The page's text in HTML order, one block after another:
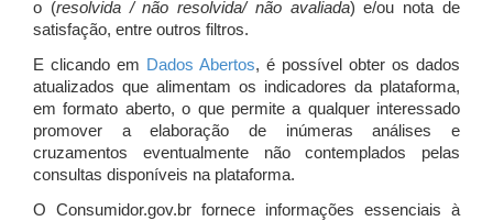
o (resolvida / não resolvida/ não avaliada) e/ou nota de
satisfação, entre outros filtros.
E clicando em Dados Abertos, é possível obter os dados
atualizados que alimentam os indicadores da plataforma,
em formato aberto, o que permite a qualquer interessado
promover a elaboração de inúmeras análises e
cruzamentos eventualmente não contemplados pelas
consultas disponíveis na plataforma.
O Consumidor.gov.br fornece informações essenciais à